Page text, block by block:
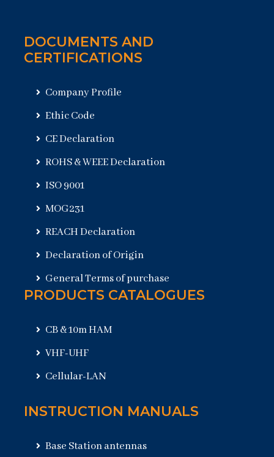
DOCUMENTS AND
CERTIFICATIONS
Company Profile
Ethic Code
CE Declaration
ROHS & WEEE Declaration
ISO 9001
MOG231
REACH Declaration
Declaration of Origin
General Terms of purchase
PRODUCTS CATALOGUES
CB & 10m HAM
VHF-UHF
Cellular-LAN
INSTRUCTION MANUALS
Base Station antennas